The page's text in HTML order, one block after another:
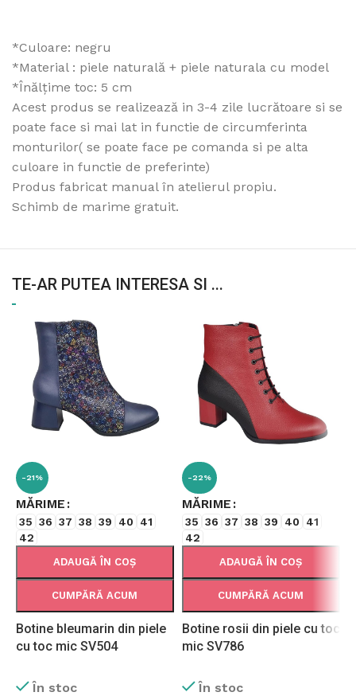
*Culoare: negru
*Material : piele naturală + piele naturala cu model
*Înălțime toc: 5 cm
Acest produs se realizează in 3-4 zile lucrătoare si se
poate face si mai lat in functie de circumferinta
monturilor( se poate face pe comanda si pe alta
culoare in functie de preferinte)
Produs fabricat manual în atelierul propiu.
Schimb de marime gratuit.
TE-AR PUTEA INTERESA SI ...
-21%
MĂRIME
35 36 37 38 39 40
41
42
ADAUGĂ ÎN COȘ
CUMPĂRĂ ACUM
Botine bleumarin din piele
cu toc mic SV504
În stoc
-22%
MĂRIME
35 36 37 38 39 40
41
42
ADAUGĂ ÎN COȘ
CUMPĂRĂ ACUM
Botine rosii din piele cu toc
mic SV786
În stoc